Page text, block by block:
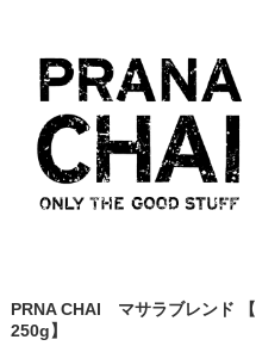
PRNA CHAI マサラブレンド 【
250g】